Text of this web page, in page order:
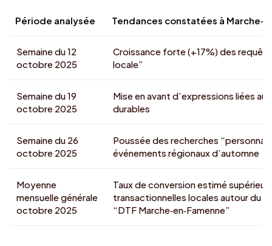
Période analysée Tendances constatées à Marche-
Semaine du 12
octobre 2025
Croissance forte (+17%) des
locale”
Semaine du 19
octobre 2025
Mise en avant d’expressions liées
durables
Semaine du 26
octobre 2025
Poussée des recherches
événements régionaux d’automne
Moyenne
mensuelle générale
octobre 2025
Taux de conversion estimé
transactionnelles locales autour du
“DTF Marche‑en‑Famenne”